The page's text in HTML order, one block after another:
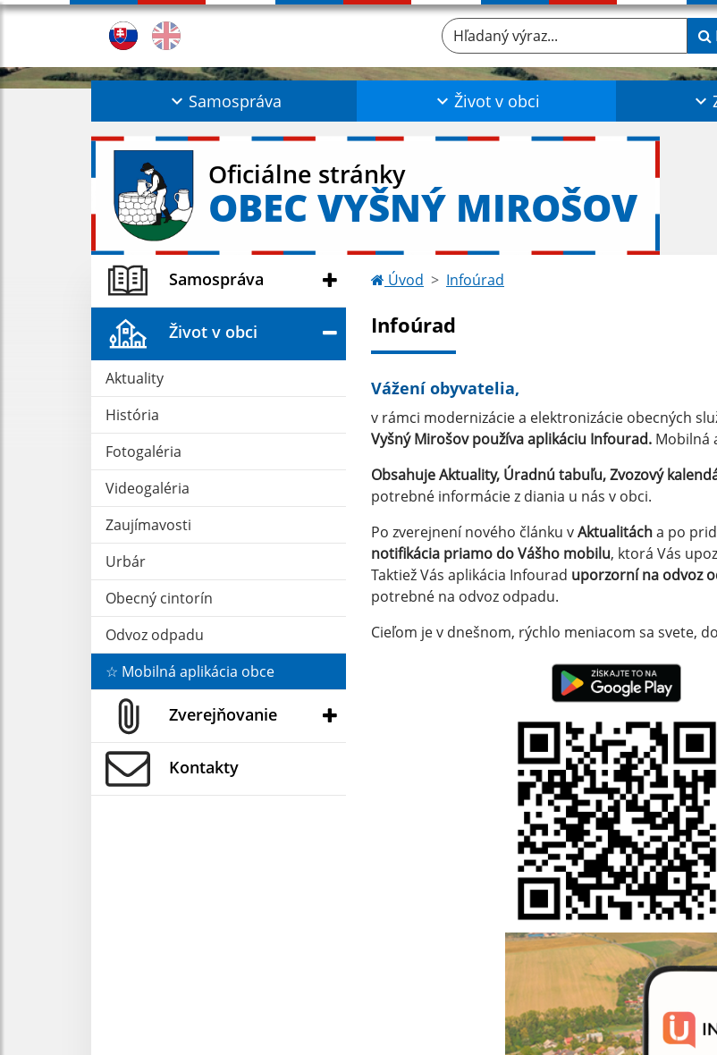
Hľadaný výraz...
Samospráva Život v obci
Oficiálne stránky
OBEC VYŠNÝ MIROŠOV
Samospráva
Život v obci
Aktuality
História
Fotogaléria
Videogaléria
Zaujímavosti
Urbár
Obecný cintorín
Odvoz odpadu
☆ Mobilná aplikácia obce
Zverejňovanie
Kontakty
Úvod Infoúrad
Infoúrad
Vážení obyvatelia,
v rámci modernizácie a elektronizácie obecných
Vyšný Mirošov používa aplikáciu Infourad. Mobilná
Obsahuje Aktuality, Úradnú tabuľu, Zvozový
potrebné informácie z diania u nás v obci.
Po zverejnení nového článku vAktualitácha po
notifikácia priamo do Vášho mobilu, ktorá Vás
Taktiež Vás aplikácia Infourad uporzorní na odvoz
potrebné na odvoz odpadu.
Cieľom je v dnešnom, rýchlo meniacom sa svete,